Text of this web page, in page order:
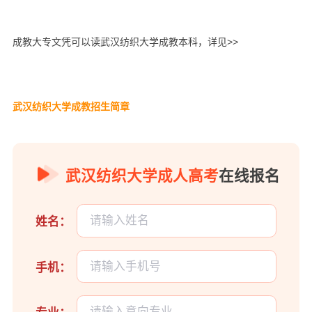
成教大专文凭可以读武汉纺织大学成教本科，详见>>
武汉纺织大学成教招生简章
武汉纺织大学成人高考在线报名
姓名：
手机：